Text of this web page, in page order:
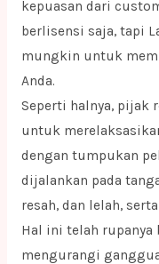
kepuasan dari
berlisensi saja, tapi
mungkin untuk
Anda.
Seperti halnya, pijak
untuk
dengan tumpukan
dijalankan pada
resah, dan lelah,
Hal ini telah rupanya
mengurangi